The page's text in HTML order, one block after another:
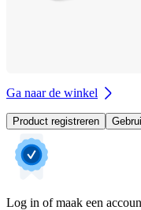
Ga naar de winkel
Product registreren
Log in of maak een